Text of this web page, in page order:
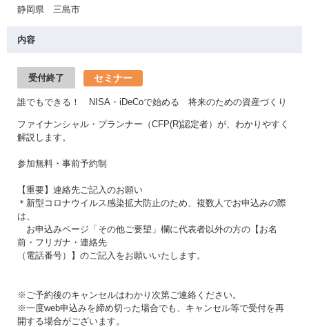
静岡県 三島市
内容
受付終了 セミナー
誰でもできる！ NISA・iDeCoで始める 将来のための資産づくり
ファイナンシャル・プランナー（CFP(R)認定者）が、わかりやすく
解説します。
参加無料・事前予約制
【重要】連絡先ご記入のお願い
＊新型コロナウイルス感染拡大防止のため、複数人でお申込みの際
は、
お申込みページ「その他ご要望」欄に代表者以外の方の【お名
前・フリガナ・連絡先
（電話番号）】のご記入をお願いいたします。
※ご予約後のキャンセルはわかり次第ご連絡ください。
※一度web申込みを締め切った場合でも、キャンセル等で受付を再
開する場合がございます。